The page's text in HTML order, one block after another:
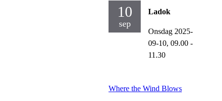
10
sep
Ladok
Onsdag 2025-
09-10, 09.00 -
11.30
Where the Wind Blows